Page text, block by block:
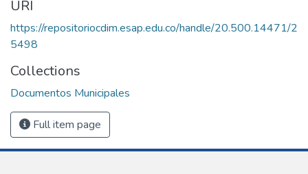
URI
https://repositoriocdim.esap.edu.co/handle/20.500.14471/2
5498
Collections
Documentos Municipales
Full item page